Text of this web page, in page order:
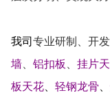
我司 专业研制、开
墙、 铝扣板 挂片
板天花、 轻钢龙骨